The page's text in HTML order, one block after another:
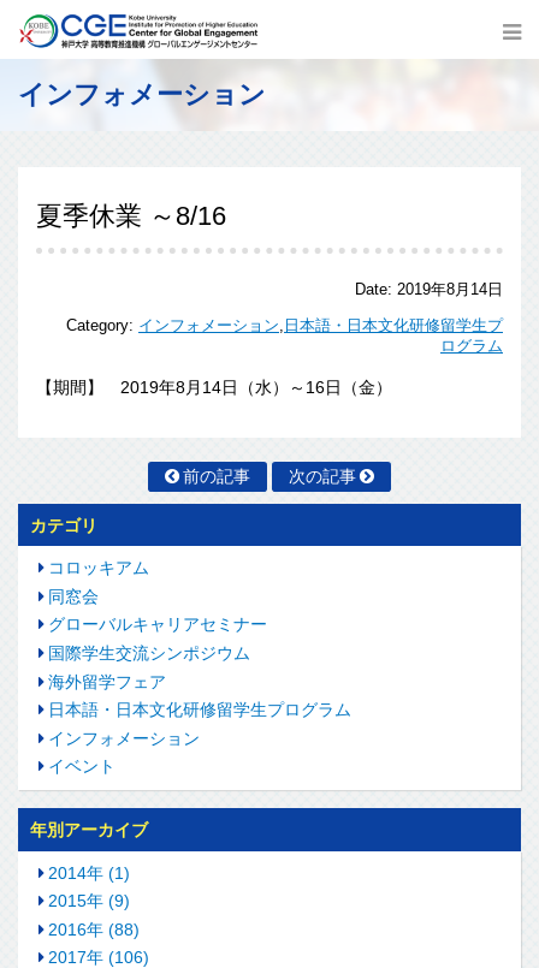
インフォメーション
夏季休業 ～8/16
Date: 2019年8月14日
Category: インフォメーション, 日本語・日本文化研修留学生プ
ログラム
【期間】 2019年8月14日（水）～16日（金）
前の記事 次の記事
カテゴリ
コロッキアム
同窓会
グローバルキャリアセミナー
国際学生交流シンポジウム
海外留学フェア
日本語・日本文化研修留学生プログラム
インフォメーション
イベント
年別アーカイブ
2014年 (1)
2015年 (9)
2016年 (88)
2017年 (106)